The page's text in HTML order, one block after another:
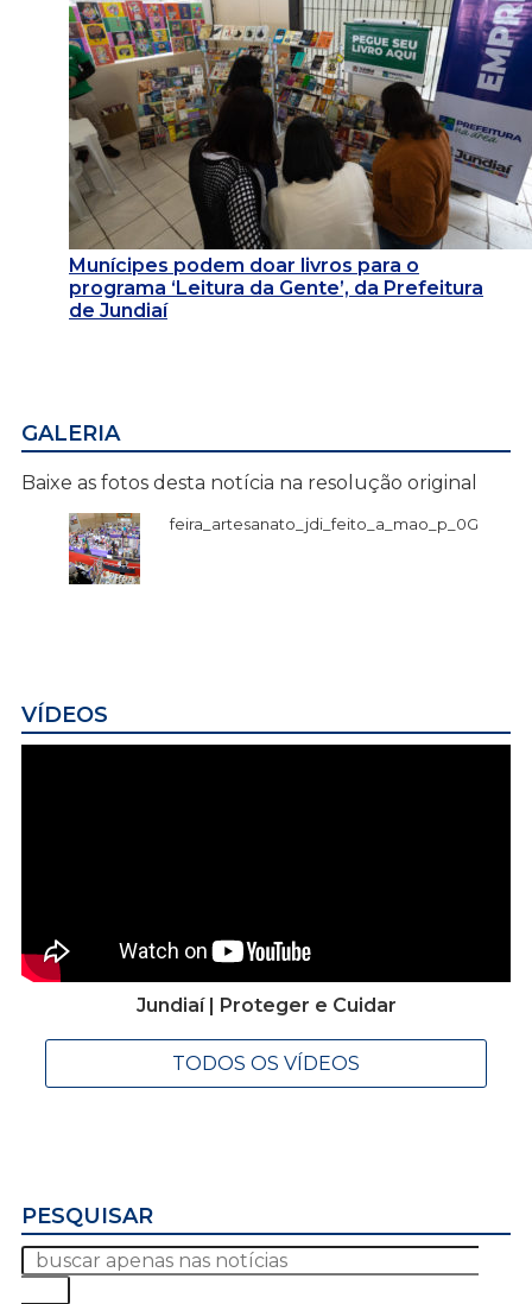
Munícipes podem doar livros para o
programa ‘Leitura da Gente’, da Prefeitura
de Jundiaí
GALERIA
Baixe as fotos desta notícia na resolução original
feira_artesanato_jdi_feito_a_mao_p_0G
VÍDEOS
Jundiaí | Proteger e Cuidar
TODOS OS VÍDEOS
PESQUISAR